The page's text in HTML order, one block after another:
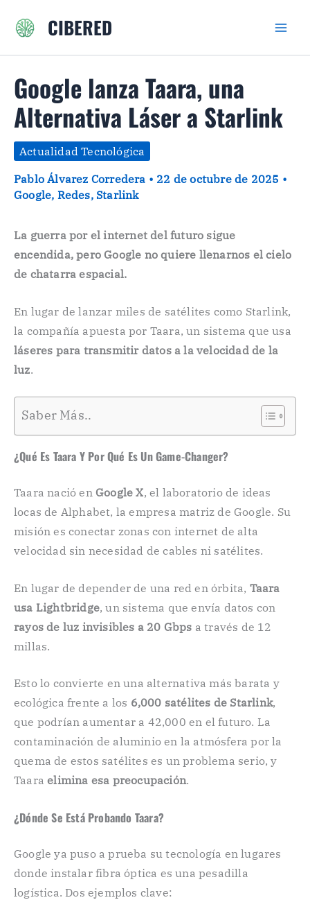
CIBERED
Google lanza Taara, una
Alternativa Láser a Starlink
Actualidad Tecnológica
Pablo Álvarez Corredera • 22 de octubre de 2025 •
Google, Redes, Starlink
La guerra por el internet del futuro sigue
encendida, pero Google no quiere llenarnos el cielo
de chatarra espacial.
En lugar de lanzar miles de satélites como Starlink,
la compañía apuesta por Taara, un sistema que usa
láseres para transmitir datos a la velocidad de la
luz.
Saber Más..
¿Qué Es Taara Y Por Qué Es Un Game-Changer?
Taara nació en Google X, el laboratorio de ideas
locas de Alphabet, la empresa matriz de Google. Su
misión es conectar zonas con internet de alta
velocidad sin necesidad de cables ni satélites.
En lugar de depender de una red en órbita, Taara
usa Lightbridge, un sistema que envía datos con
rayos de luz invisibles a 20 Gbps a través de 12
millas.
Esto lo convierte en una alternativa más barata y
ecológica frente a los 6,000 satélites de Starlink,
que podrían aumentar a 42,000 en el futuro. La
contaminación de aluminio en la atmósfera por la
quema de estos satélites es un problema serio, y
Taaraelimina esa preocupación.
¿Dónde Se Está Probando Taara?
Google ya puso a prueba su tecnología en lugares
donde instalar fibra óptica es una pesadilla
logística. Dos ejemplos clave: